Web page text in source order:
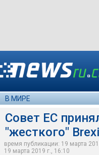
В МИРЕ
Совет ЕС
"жесткого"
время публикации: 19 марта
19 марта 2019 г., 16:10